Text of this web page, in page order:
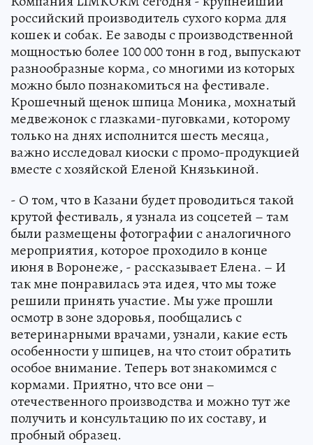
российский производитель сухого корма для
кошек и собак. Ее заводы с производственной
мощностью более 100 000 тонн в год, выпускают
разнообразные корма, со многими из которых
можно было познакомиться на фестивале.
Крошечный щенок шпица Моника, мохнатый
медвежонок с глазками-пуговками, которому
только на днях исполнится шесть месяца,
важно исследовал киоски с промо-продукцией
вместе с хозяйской Еленой Князькиной.
- О том, что в Казани будет проводиться такой
крутой фестиваль, я узнала из соцсетей – там
были размещены фотографии с аналогичного
мероприятия, которое проходило в конце
июня в Воронеже, - рассказывает Елена. – И
так мне понравилась эта идея, что мы тоже
решили принять участие. Мы уже прошли
осмотр в зоне здоровья, пообщались с
ветеринарными врачами, узнали, какие есть
особенности у шпицев, на что стоит обратить
особое внимание. Теперь вот знакомимся с
кормами. Приятно, что все они –
отечественного производства и можно тут же
получить и консультацию по их составу, и
пробный образец.